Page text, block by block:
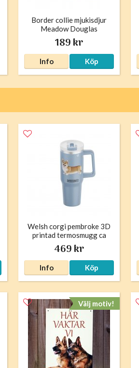
Border collie mjukisdjur
Meadow Douglas
189 kr
Info Köp
Welsh corgi pembroke 3D
printad termosmugg ca
1200 ml Serengeti
469 kr
Info Köp
Välj motiv!